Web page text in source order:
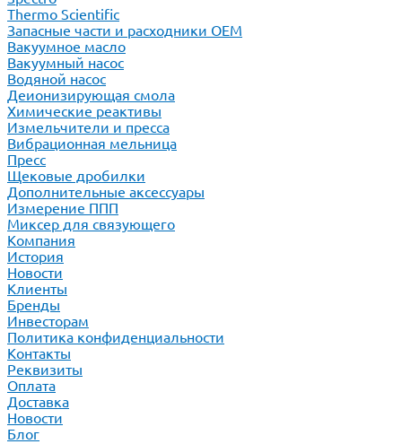
Thermo Scientific
Запасные части и расходники ОЕМ
Вакуумное масло
Вакуумный насос
Водяной насос
Деионизирующая смола
Химические реактивы
Измельчители и пресса
Вибрационная мельница
Пресс
Щековые дробилки
Дополнительные аксессуары
Измерение ППП
Миксер для связующего
Компания
История
Новости
Клиенты
Бренды
Инвесторам
Политика конфиденциальности
Контакты
Реквизиты
Оплата
Доставка
Новости
Блог